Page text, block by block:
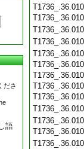
ださ
語